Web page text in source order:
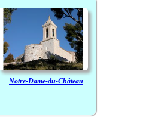
Notre-Dame-du-Château